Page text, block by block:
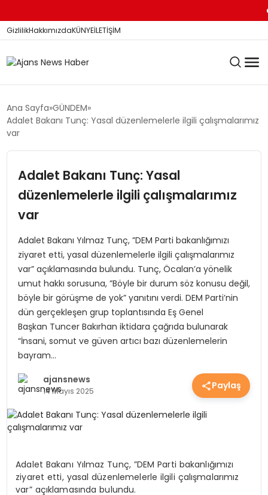
GizlilikHakkımızdaKÜNYEİLETİŞİM
KÖŞE YAZILARI
SİYASET
DÜNYA
YEREL HABERLER
EKONOMİ
EĞİTİM
GÜNDEM
SAĞLIK
SPOR
Ana Sayfa GÜNDEM
Adalet Bakanı Tunç: Yasal düzenlemelerle ilgili çalışmalarımız
var
Adalet Bakanı Tunç: Yasal
düzenlemelerle ilgili çalışmalarımız
var
Adalet Bakanı Yılmaz Tunç, ”DEM Parti bakanlığımızı
ziyaret etti, yasal düzenlemelerle ilgili çalışmalarımız
var” açıklamasında bulundu. Tunç, Öcalan’a yönelik
umut hakkı sorusuna, ”Böyle bir durum söz konusu değil,
böyle bir görüşme de yok” yanıtını verdi. DEM Parti’nin
dün gerçekleşen grup toplantısında Eş Genel
Başkan Tuncer Bakırhan iktidara çağrıda bulunarak
“İnsani, somut ve güven artıcı bazı düzenlemelerin
bayram…
ajansnews
14 Mayıs 2025 Paylaş
Adalet Bakanı Yılmaz Tunç, ”DEM Parti bakanlığımızı
ziyaret etti, yasal düzenlemelerle ilgili çalışmalarımız
var” açıklamasında bulundu.